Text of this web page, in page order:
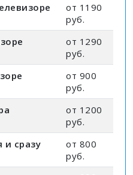
от 1190
руб.
от 1290
руб.
от 900
руб.
от 1200
руб.
и сразу
от 800
руб.